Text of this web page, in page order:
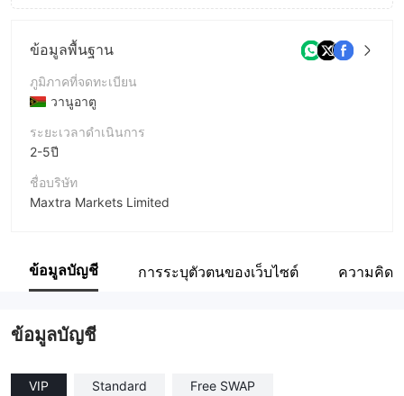
ข้อมูลพื้นฐาน
ภูมิภาคที่จดทะเบียน
วานูอาตู
ระยะเวลาดำเนินการ
2-5ปี
ชื่อบริษัท
Maxtra Markets Limited
พนักงานบริษัท
ข้อมูลบัญชี การระบุตัวตนของเว็บไซต์ ความคิดเ
ข้อมูลบัญชี
VIP Standard Free SWAP